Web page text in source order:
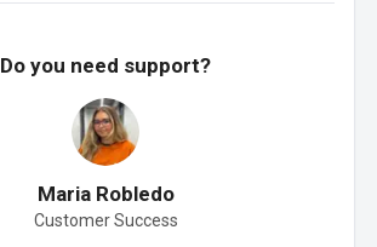
Do you need support?
Maria Robledo
Customer Success